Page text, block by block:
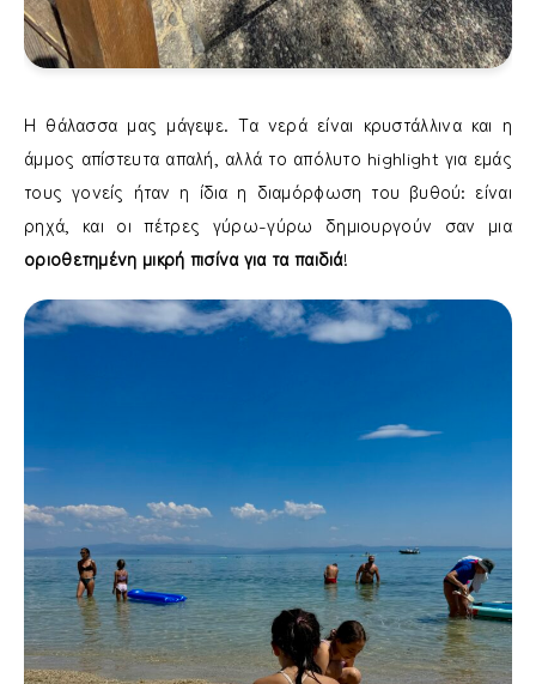
Η θάλασσα μας μάγεψε. Τα νερά είναι κρυστάλλινα και η
άμμος απίστευτα απαλή, αλλά το απόλυτο highlight για εμάς
τους γονείς ήταν η ίδια η διαμόρφωση του βυθού: είναι
ρηχά, και οι πέτρες γύρω-γύρω δημιουργούν σαν μια
οριοθετημένη μικρή πισίνα για τα παιδιά!